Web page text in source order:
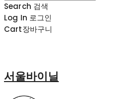
Search 검색
Log In 로그인
Cart장바구니
서울바이닐